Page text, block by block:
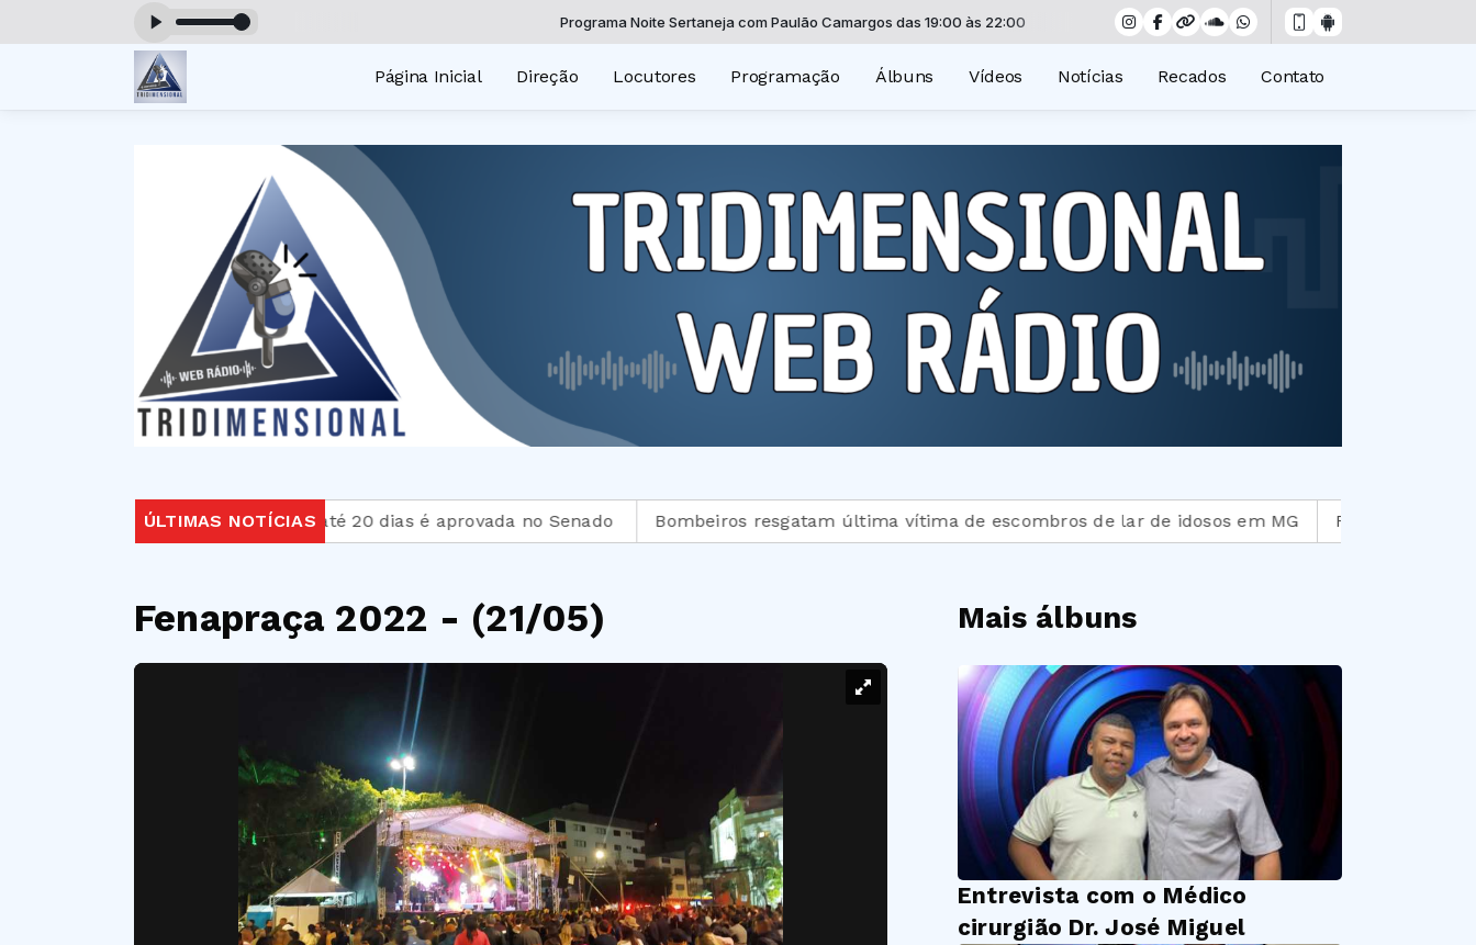
das 19:00 às 22:00 Programa Noite Sertaneja com Paulão Camargos das 19:00 às 22:00
Página Inicial Direção Locutores Programação Álbuns Vídeos Notícias Recados Contato
ÚLTIMAS NOTÍCIAS
Licença-paternidade de até 20 dias é aprovada no Senado Bombeiros resgatam última vítima de escombros de lar de idosos em MG Falta postura de
Fenapraça 2022 - (21/05) Mais álbuns
Entrevista com o Médico
cirurgião Dr. José Miguel